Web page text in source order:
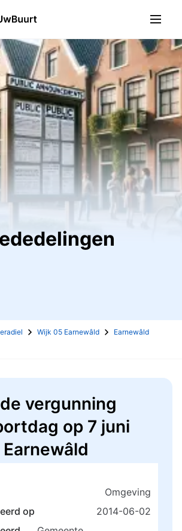
Mededelingen
Wijk 05 Earnewâld
Earnewâld
vergunning
op 7 juni
Omgeving
op
2014-06-02